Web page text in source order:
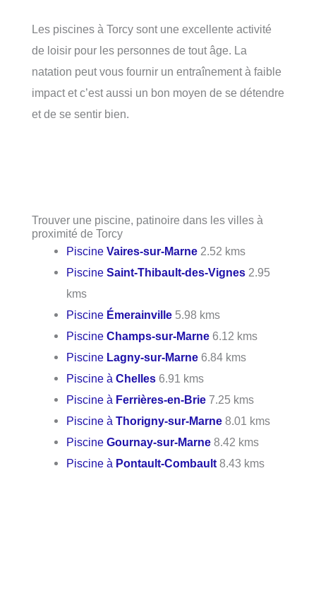
Les piscines à Torcy sont une excellente activité
de loisir pour les personnes de tout âge. La
natation peut vous fournir un entraînement à faible
impact et c’est aussi un bon moyen de se détendre
et de se sentir bien.
Trouver une piscine, patinoire dans les villes à
proximité de Torcy
PiscineVaires-sur-Marne 2.52 kms
PiscineSaint-Thibault-des-Vignes 2.95
kms
Piscine Émerainville 5.98 kms
PiscineChamps-sur-Marne 6.12 kms
Piscine Lagny-sur-Marne 6.84 kms
Piscine àChelles 6.91 kms
Piscine à Ferrières-en-Brie 7.25 kms
Piscine àThorigny-sur-Marne 8.01 kms
PiscineGournay-sur-Marne 8.42 kms
Piscine à Pontault-Combault 8.43 kms